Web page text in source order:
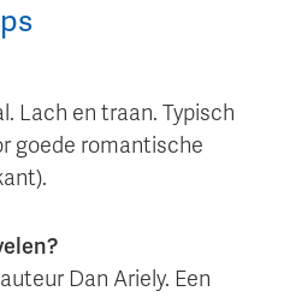
Lach en traan. Typisch
goede romantische
Dan Ariely. Een